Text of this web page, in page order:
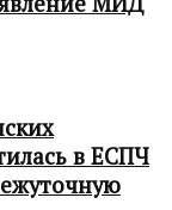
в ЕСПЧ